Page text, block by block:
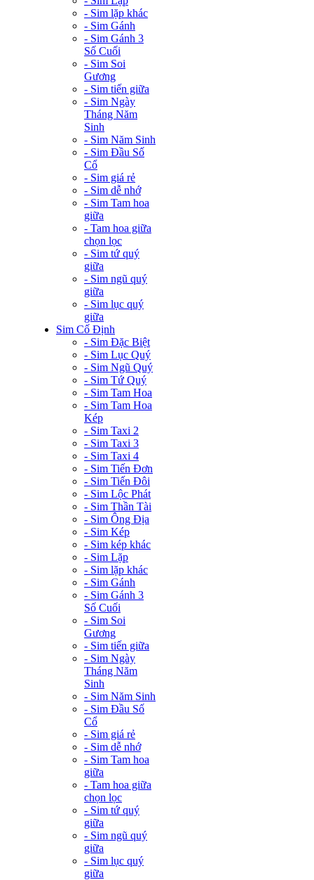
- Sim lặp khác
- Sim Gánh
- Sim Gánh 3
Số Cuối
- Sim Soi
Gương
- Sim tiến giữa
- Sim Ngày
Tháng Năm
Sinh
- Sim Năm Sinh
- Sim Đầu Số
Cổ
- Sim giá rẻ
- Sim dễ nhớ
- Sim Tam hoa
giữa
- Tam hoa giữa
chọn lọc
- Sim tứ quý
giữa
- Sim ngũ quý
giữa
- Sim lục quý
giữa
Sim Cố Định
- Sim Đặc Biệt
- Sim Lục Quý
- Sim Ngũ Quý
- Sim Tứ Quý
- Sim Tam Hoa
- Sim Tam Hoa
Kép
- Sim Taxi 2
- Sim Taxi 3
- Sim Taxi 4
- Sim Tiến Đơn
- Sim Tiến Đôi
- Sim Lộc Phát
- Sim Thần Tài
- Sim Ông Địa
- Sim Kép
- Sim kép khác
- Sim Lặp
- Sim lặp khác
- Sim Gánh
- Sim Gánh 3
Số Cuối
- Sim Soi
Gương
- Sim tiến giữa
- Sim Ngày
Tháng Năm
Sinh
- Sim Năm Sinh
- Sim Đầu Số
Cổ
- Sim giá rẻ
- Sim dễ nhớ
- Sim Tam hoa
giữa
- Tam hoa giữa
chọn lọc
- Sim tứ quý
giữa
- Sim ngũ quý
giữa
- Sim lục quý
giữa